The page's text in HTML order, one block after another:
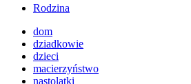
Rodzina
dom
dziadkowie
dzieci
macierzyństwo
nastolatki